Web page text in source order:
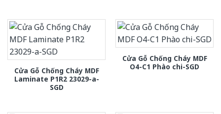
Cửa Gỗ Chống Cháy MDF
Laminate P1R2 23029-a-
SGD
Cửa Gỗ Chống Cháy MDF
O4-C1 Phào chi-SGD